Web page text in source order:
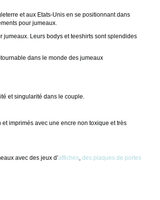
et aux Etats-Unis en se positionnant dans
pour jumeaux.
Leurs bodys et teeshirts sont splendides
dans le monde des jumeaux
et singularité dans le couple.
imprimés avec une encre non toxique et très
avec des jeux d’affiches des plaques de portes